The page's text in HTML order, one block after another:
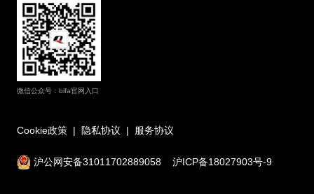
微信公众号：bifa官网入口
Cookie政策 | 隐私协议 | 服务协议
沪公网安备31011702889058 沪ICP备18027903号-9